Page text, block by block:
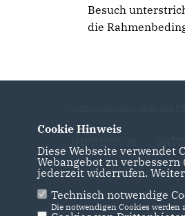
Besuch
die
Cookie Hinweis
Diese Webseite verwendet
Webangebot zu
jederzeit widerrufen.
Technisch notwendige
Die notwendigen Cookies